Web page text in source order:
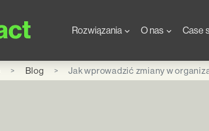
Rozwiązania
O nas Case
Blog Jak wprowadzić zmiany w